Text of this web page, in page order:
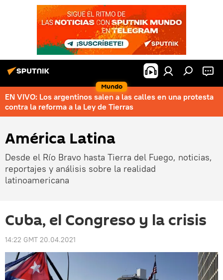
Mundo
EN VIVO: Los argentinos salen a las calles en una protesta
contra la reforma a la Ley de Tierras
América Latina
Desde el Río Bravo hasta Tierra del Fuego, noticias,
reportajes y análisis sobre la realidad
latinoamericana
Cuba, el Congreso y la crisis
14:22 GMT 20.04.2021